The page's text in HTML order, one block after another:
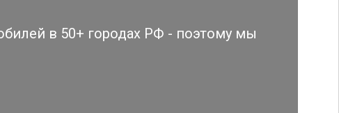
в 50+ городах РФ - поэтому мы